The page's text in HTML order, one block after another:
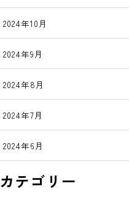
2024年10月
2024年9月
2024年8月
2024年7月
2024年6月
カテゴリー